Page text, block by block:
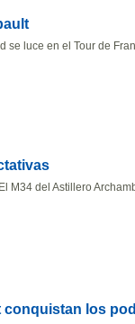
se luce en el Tour de
El M34 del Astillero
los